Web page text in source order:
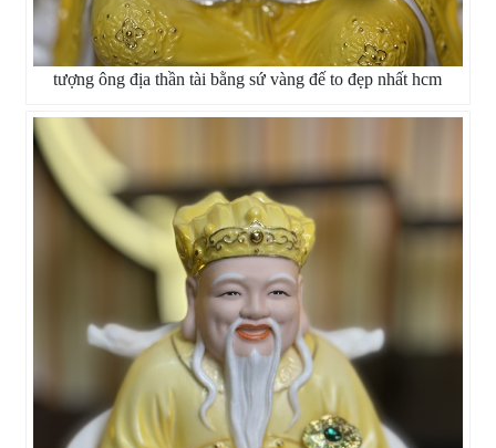
tượng ông địa thần tài bằng sứ vàng đế to đẹp nhất hcm